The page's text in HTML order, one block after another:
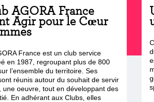
AGORA France
Agir pour le Cœur
France est un club service
en 1987, regroupant plus de 800
l’ensemble du territoire. Ses
réunis autour du souhait de servir
une oeuvre, tout en développant des
En adhérant aux Clubs, elles